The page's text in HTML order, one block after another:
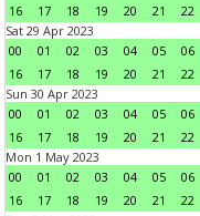
16
17 18 19 20 21 22
Sat 29 Apr 2023
00
01 02 03 04 05 06
16
17 18 19 20 21 22
Sun 30 Apr 2023
00
01 02 03 04 05 06
16
17 18 19 20 21 22
Mon 1 May 2023
00
01 02 03 04 05 06
16
17 18 19 20 21 22